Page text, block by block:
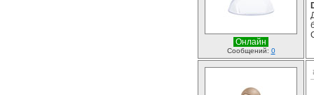
Онлайн
Сообщений: 0